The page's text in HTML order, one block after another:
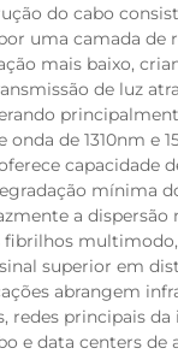
do cabo
uma camada de
mais baixo,
de luz
de 1310nm e
capacidade
mínima
a
superior em
abrangem
redes principais
e data centers de